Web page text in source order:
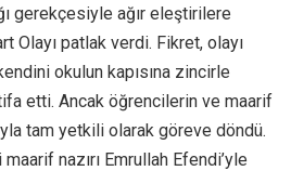
gerekçesiyle ağır eleştirilere
Olayı patlak verdi. Fikret, olayı
okulun kapısına zincirle
etti. Ancak öğrencilerin ve maarif
tam yetkili olarak göreve döndü.
nazırı Emrullah Efendi’yle